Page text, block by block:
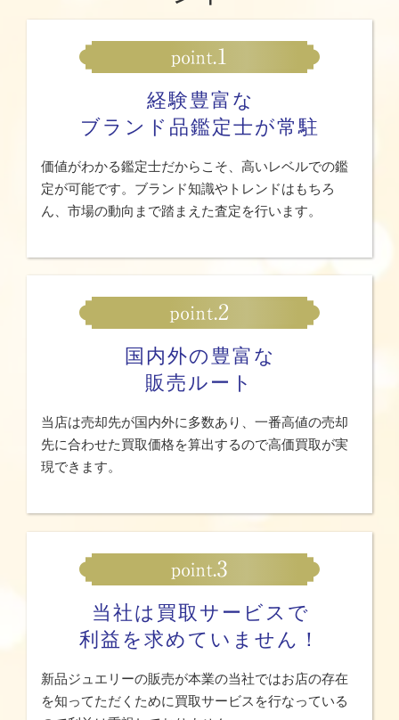
経験豊富な
ブランド品鑑定士が常駐
価値がわかる鑑定士だからこそ、高いレベルでの鑑
定が可能です。ブランド知識やトレンドはもちろ
ん、市場の動向まで踏まえた査定を行います。
国内外の豊富な
販売ルート
当店は売却先が国内外に多数あり、一番高値の売却
先に合わせた買取価格を算出するので高価買取が実
現できます。
当社は買取サービスで
利益を求めていません！
新品ジュエリーの販売が本業の当社ではお店の存在
を知ってただくために買取サービスを行なっている